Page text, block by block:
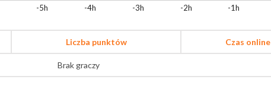
-5h -4h -3h -2h -1h
Liczba punktów Czas online
Brak graczy